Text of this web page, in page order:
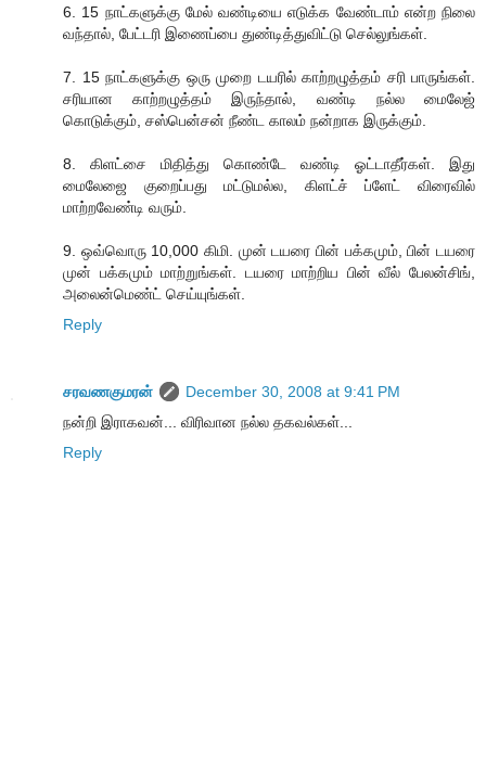
6. 15 நாட்களுக்கு மேல் வண்டியை எடுக்க வேண்டாம் என்ற நிலை
வந்தால், பேட்டரி இணைப்பை துண்டித்துவிட்டு செல்லுங்கள்.
7. 15 நாட்களுக்கு ஒரு முறை டயரில் காற்றழுத்தம் சரி பாருங்கள்.
சரியான காற்றழுத்தம் இருந்தால், வண்டி நல்ல மைலேஜ்
கொடுக்கும், சஸ்பென்சன் நீண்ட காலம் நன்றாக இருக்கும்.
8. கிளட்சை மிதித்து கொண்டே வண்டி ஓட்டாதீர்கள். இது
மைலேஜை குறைப்பது மட்டுமல்ல, கிளட்ச் ப்ளேட் விரைவில்
மாற்றவேண்டி வரும்.
9. ஒவ்வொரு 10,000 கிமி. முன் டயரை பின் பக்கமும், பின் டயரை
முன் பக்கமும் மாற்றுங்கள். டயரை மாற்றிய பின் வீல் பேலன்சிங்,
அலைன்மெண்ட் செய்யுங்கள்.
Reply
சரவணகுமரன்
December 30, 2008 at 9:41 PM
நன்றி இராகவன்... விரிவான நல்ல தகவல்கள்...
Reply